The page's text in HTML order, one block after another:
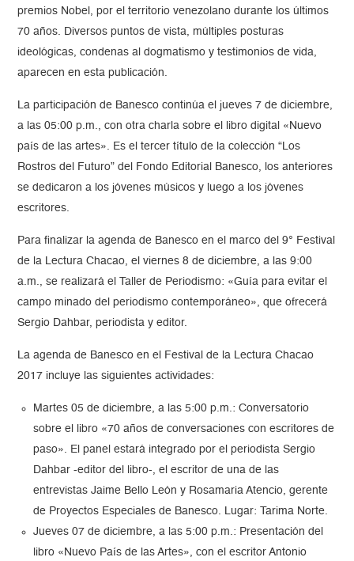
premios Nobel, por el territorio venezolano durante los últimos
70 años. Diversos puntos de vista, múltiples posturas
ideológicas, condenas al dogmatismo y testimonios de vida,
aparecen en esta publicación.
La participación de Banesco continúa el jueves 7 de diciembre,
a las 05:00 p.m., con otra charla sobre el libro digital «Nuevo
país de las artes». Es el tercer título de la colección “Los
Rostros del Futuro” del Fondo Editorial Banesco, los anteriores
se dedicaron a los jóvenes músicos y luego a los jóvenes
escritores.
Para finalizar la agenda de Banesco en el marco del 9° Festival
de la Lectura Chacao, el viernes 8 de diciembre, a las 9:00
a.m., se realizará el Taller de Periodismo: «Guía para evitar el
campo minado del periodismo contemporáneo», que ofrecerá
Sergio Dahbar, periodista y editor.
La agenda de Banesco en el Festival de la Lectura Chacao
2017 incluye las siguientes actividades:
Martes 05 de diciembre, a las 5:00 p.m.: Conversatorio
sobre el libro «70 años de conversaciones con escritores de
paso». El panel estará integrado por el periodista Sergio
Dahbar -editor del libro-, el escritor de una de las
entrevistas Jaime Bello León y Rosamaria Atencio, gerente
de Proyectos Especiales de Banesco. Lugar: Tarima Norte.
Jueves 07 de diciembre, a las 5:00 p.m.: Presentación del
libro «Nuevo País de las Artes», con el escritor Antonio